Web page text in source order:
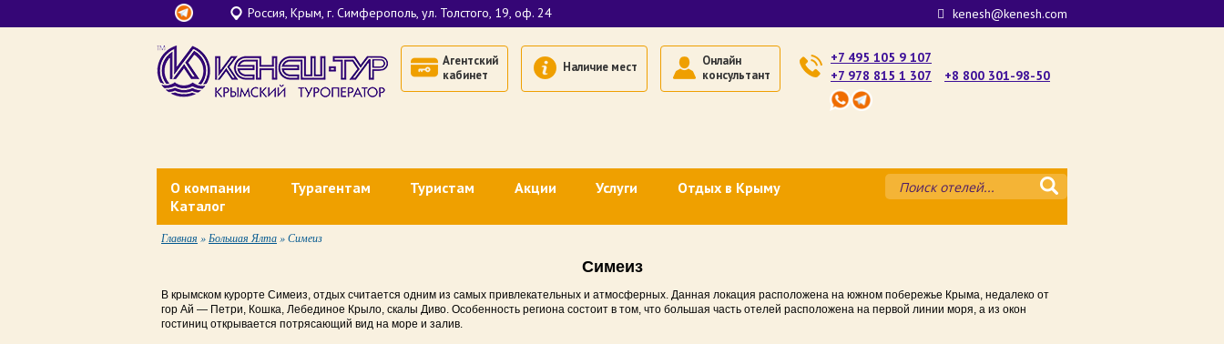
Россия, Крым, г. Симферополь, ул. Толстого, 19, оф. 24 kenesh@kenesh.com
Агентский
кабинет
Наличие мест
Онлайн
консультант
+7 495 105 9 107
+7 978 815 1 307
+8 800 301-98-50
О компании
Контакты
Финансовые гарантии
Наши партнеры
Турагентам
Документы для турагентов
Личный кабинет
Вебинары Кенеш-Тур
Туристам
Оплата картами платежной системы МИР (эквайринг)
Как добраться в Крым
Поездом в Крым
Акции Услуги
Транспортное обслуживание
Комбинированное страхование
Размещение спортивных групп
Отдых в Крыму
Недорогой отдых в Крыму — где лучше остановиться
Недорогой отдых в Ялте
Каталог
Лечение в Крыму
Отели все включено в Крыму
Главная » Большая Ялта »Симеиз
Симеиз
В крымском курорте Симеиз, отдых считается одним из самых привлекательных и атмосферных. Данная локация расположена на южном побережье Крыма, недалеко от
гор Ай — Петри, Кошка, Лебединое Крыло, скалы Диво. Особенность региона состоит в том, что большая часть отелей расположена на первой линии моря, а из окон
гостиниц открывается потрясающий вид на море и залив.